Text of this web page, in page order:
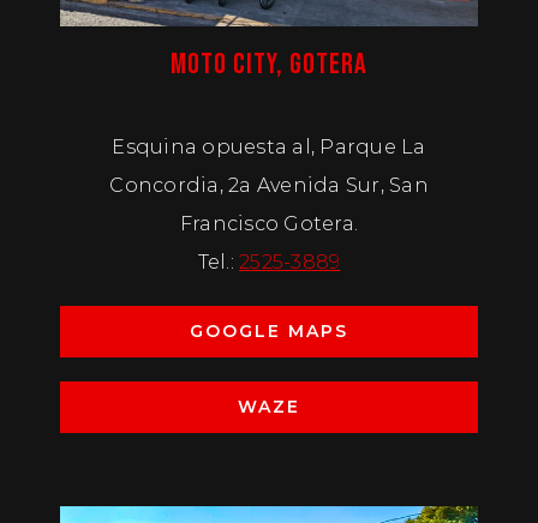
MOTO CITY, GOTERA
Esquina opuesta al, Parque La
Concordia, 2a Avenida Sur, San
Francisco Gotera.
Tel.:2525-3889
GOOGLE MAPS
WAZE